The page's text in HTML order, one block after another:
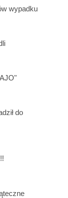
wypadku
do